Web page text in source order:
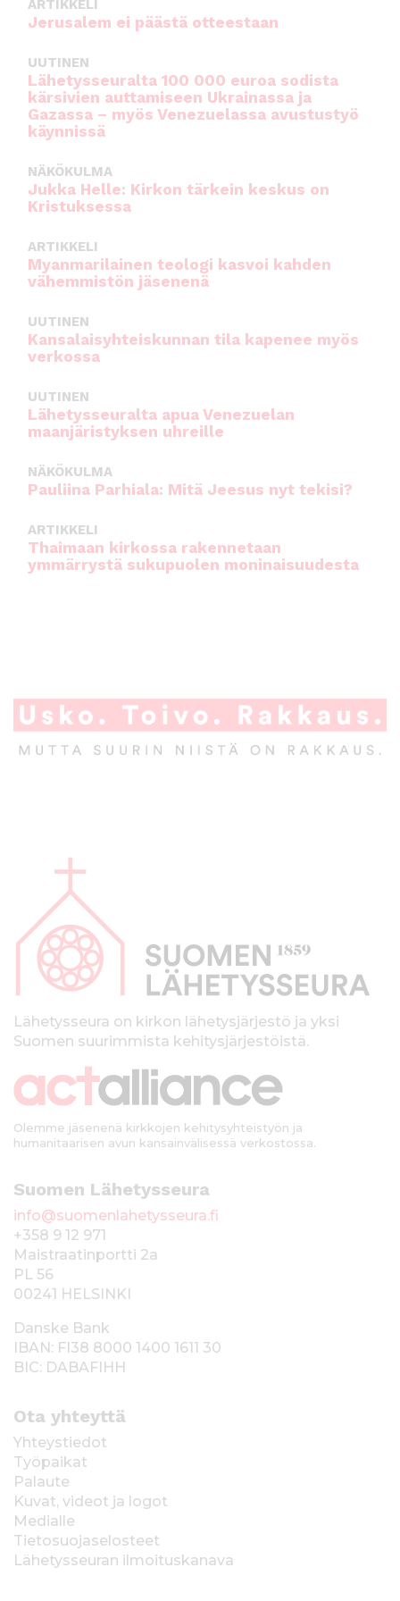
ARTIKKELI
Jerusalem ei päästä otteestaan
UUTINEN
Lähetysseuralta 100 000 euroa sodista
kärsivien auttamiseen Ukrainassa ja
Gazassa – myös Venezuelassa avustustyö
käynnissä
NÄKÖKULMA
Jukka Helle: Kirkon tärkein keskus on
Kristuksessa
ARTIKKELI
Myanmarilainen teologi kasvoi kahden
vähemmistön jäsenenä
UUTINEN
Kansalaisyhteiskunnan tila kapenee myös
verkossa
UUTINEN
Lähetysseuralta apua Venezuelan
maanjäristyksen uhreille
NÄKÖKULMA
Pauliina Parhiala: Mitä Jeesus nyt tekisi?
ARTIKKELI
Thaimaan kirkossa rakennetaan
ymmärrystä sukupuolen moninaisuudesta
p
kLähetysseura on kirkon lähetysjärjestö ja yksi
Suomen suurimmista kehitysjärjestöistä.
Olemme jäsenenä kirkkojen kehitysyhteistyön ja
humanitaarisen avun kansainvälisessä verkostossa.
Suomen Lähetysseura
info@suomenlahetysseura.fi
+358 9 12 971
Maistraatinportti 2a
PL 56
00241 HELSINKI
Danske Bank
IBAN: FI38 8000 1400 1611 30
BIC: DABAFIHH
Ota yhteyttä
Yhteystiedot
Työpaikat
Palaute
Kuvat, videot ja logot
Medialle
Tietosuojaselosteet
Lähetysseuran ilmoituskanava